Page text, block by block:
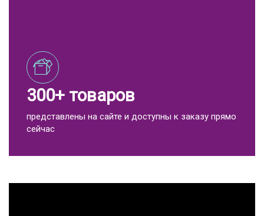
300+ товаров
представлены на сайте и доступны к заказу прямо
сейчас